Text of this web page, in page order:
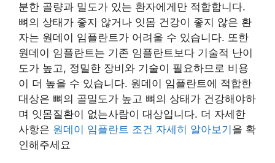
분한 골량과 밀도가 있는 환자에게만 적합합니다.
뼈의 상태가 좋지 않거나 잇몸 건강이 좋지 않은 환
자는 원데이 임플란트가 어려울 수 있습니다. 또한
원데이 임플란트는 기존 임플란트보다 기술적 난이
도가 높고, 정밀한 장비와 기술이 필요하므로 비용
이 더 높을 수 있습니다. 원데이 임플란트에 적합한
대상은 뼈의 골밀도가 높고 뼈의 상태가 건강해야하
며 잇몸질환이 없는사람이 대상입니다. 더 자세한
사항은 원데이 임플란트 조건 자세히 알아보기 을 확
인해주세요